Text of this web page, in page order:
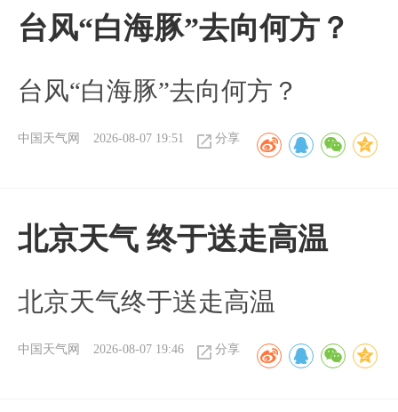
台风“白海豚”去向何方？
台风“白海豚”去向何方？
中国天气网 2026-08-07 19:51 分享
北京天气 终于送走高温
北京天气终于送走高温
中国天气网 2026-08-07 19:46 分享